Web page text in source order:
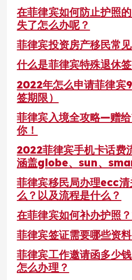
在菲律宾如何防止护照
失了怎么办呢？
菲律宾投资房产移民常
什么是菲律宾特殊退休
2022年怎么申请菲律宾
签期限）
菲律宾入境全攻略—赠
你！
2022菲律宾手机卡话费
涵盖globe、sun、
菲律宾移民局办理ecc
么？以及流程是什么？
在菲律宾如何补办护照
菲律宾签证需要哪些资
菲律宾工作邀请函多少
怎么办理？